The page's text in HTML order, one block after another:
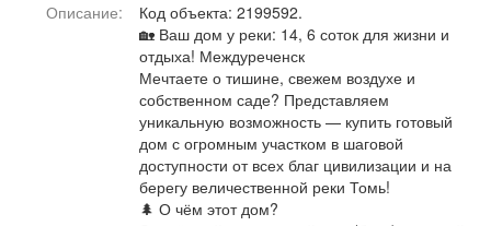
Поздравления Погода
Описание:
Код объекта: 2199592.
🏡 Ваш дом у реки: 14, 6 соток для жизни и
отдыха! Междуреченск
Мечтаете о тишине, свежем воздухе и
собственном саде? Представляем
уникальную возможность — купить готовый
дом с огромным участком в шаговой
доступности от всех благ цивилизации и на
берегу величественной реки Томь!
🌲 О чём этот дом?